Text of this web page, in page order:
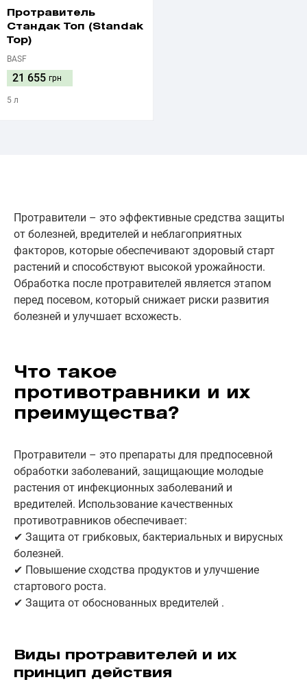
Протравитель
Стандак Топ (Standak
Top)
BASF
21 655 грн
5 л
Протравители – это эффективные средства защиты
от болезней, вредителей и неблагоприятных
факторов, которые обеспечивают здоровый старт
растений и способствуют высокой урожайности.
Обработка после протравителей является этапом
перед посевом, который снижает риски развития
болезней и улучшает всхожесть.
Что такое
противотравники и их
преимущества?
Протравители – это препараты для предпосевной
обработки заболеваний, защищающие молодые
растения от инфекционных заболеваний и
вредителей. Использование качественных
противотравников обеспечивает:
✔ Защита от грибковых, бактериальных и вирусных
болезней.
✔ Повышение сходства продуктов и улучшение
стартового роста.
✔ Защита от обоснованных вредителей .
Виды протравителей и их
принцип действия